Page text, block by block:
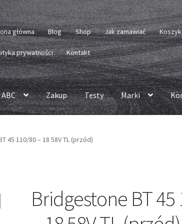
główna Blog Shop Jak zamawiać Koszyk
prywatności Kontakt
Zakup Testy Marki
45 110/80 – 18 58V TL (przód)
Bridgestone BT 45